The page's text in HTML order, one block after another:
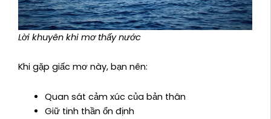
Lời khuyên khi mơ thấy nước
Khi gặp giấc mơ này, bạn nên:
Quan sát cảm xúc của bản thân
Giữ tinh thần ổn định